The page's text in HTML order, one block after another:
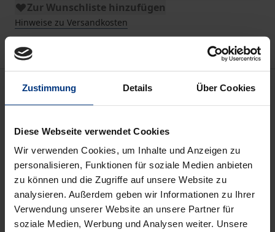
Zustimmung Details Über Cookies
Diese Webseite verwendet Cookies
Wir verwenden Cookies, um Inhalte und Anzeigen zu
personalisieren, Funktionen für soziale Medien anbieten
zu können und die Zugriffe auf unsere Website zu
analysieren. Außerdem geben wir Informationen zu Ihrer
Verwendung unserer Website an unsere Partner für
soziale Medien, Werbung und Analysen weiter. Unsere
Zur Wunschliste hinzufügen
Hinweise zu Versandkosten
Beschreibung
der BILD-Zeitung Gegenstand einer heftigen
öffentlichen Diskussion. Heute dagegen vergeht
kaum ein Tag, an dem BILD nicht als anerkannte
Nachrichtenquelle zitiert wird. Auch in der
Medienwissenschaft sucht man kritische
Untersuchungen zur Berichterstattung des